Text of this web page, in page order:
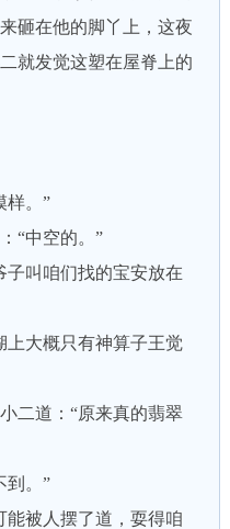
砸在他的脚丫上，这夜
就发觉这塑在屋脊上的
。”
“中空的。”
叫咱们找的宝安放在
大概只有神算子王觉
道：“原来真的翡翠
。”
被人摆了道，耍得咱